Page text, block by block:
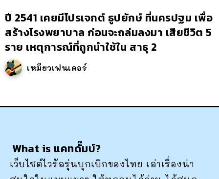
ปี 2541 เคยมีโปรเจกต์ ธูปยักษ์ ที่นครปฐม เพื่อ
สร้างโรงพยาบาล ก่อนจะถล่มลงมา เสียชีวิต 5
ราย เหตุการณ์ที่ถูกนำใช้ใน สาธุ 2
เหมียวเฟนเดอร์
What is แคทดั๊มบ์?
เว็บไซต์ไวรัลรุ่นบุกเบิกของไทย เล่าเรื่องน่า